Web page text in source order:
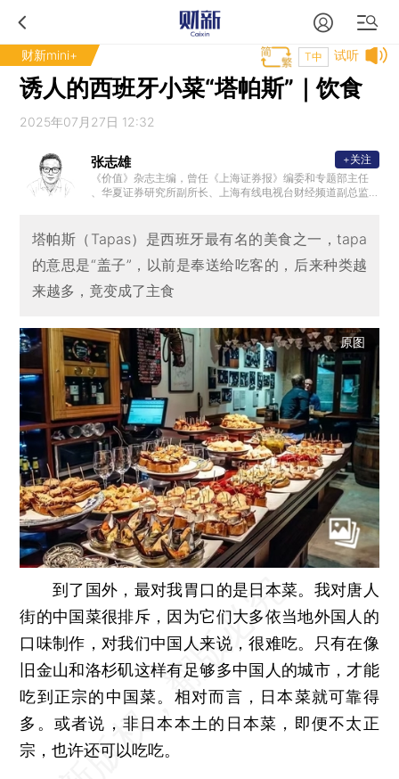
财新mini+ 试听
T中
诱人的西班牙小菜“塔帕斯”｜饮食
2025年07月27日 12:32
张志雄
《价值》杂志主编，曾任《上海证券报》编委和专题部主任
、华夏证券研究所副所长、上海有线电视台财经频道副总监
+关注
塔帕斯（Tapas）是西班牙最有名的美食之一，tapa
的意思是“盖子”，以前是奉送给吃客的，后来种类越
来越多，竟变成了主食
原图
到了国外，最对我胃口的是日本菜。我对唐人
街的中国菜很排斥，因为它们大多依当地外国人的
口味制作，对我们中国人来说，很难吃。只有在像
旧金山和洛杉矶这样有足够多中国人的城市，才能
吃到正宗的中国菜。相对而言，日本菜就可靠得
多。或者说，非日本本土的日本菜，即便不太正
宗，也许还可以吃吃。